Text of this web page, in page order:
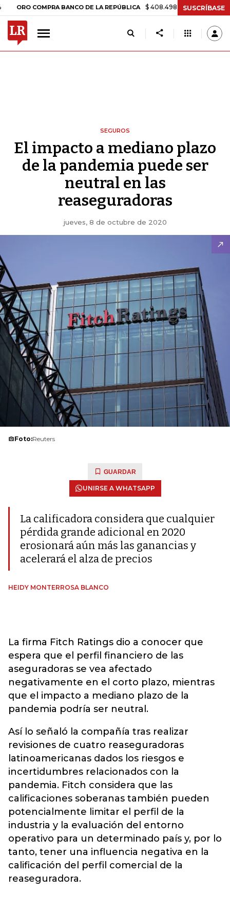
COMPRA BANCO DE LA REPÚBLICA $ 408.498,97 +$ 8.753,81 +2,19%
SUSCRÍBASE
SEGUROS
El impacto a mediano plazo
de la pandemia puede ser
neutral en las
reaseguradoras
jueves, 8 de octubre de 2020
Foto:Reuters
GUARDAR
UNIRSE A WHATSAPP
La calificadora considera que cualquier
pérdida grande adicional en 2020
erosionará aún más las ganancias y
acelerará el alza de precios
HEIDY MONTERROSA BLANCO
La firma Fitch Ratings dio a conocer que
espera que el perfil financiero de las
aseguradoras se vea afectado
negativamente en el corto plazo, mientras
que el impacto a mediano plazo de la
pandemia podría ser neutral.
Así lo señaló la compañía tras realizar
revisiones de cuatro reaseguradoras
latinoamericanas dados los riesgos e
incertidumbres relacionados con la
pandemia. Fitch considera que las
calificaciones soberanas también pueden
potencialmente limitar el perfil de la
industria y la evaluación del entorno
operativo para un determinado país y, por lo
tanto, tener una influencia negativa en la
calificación del perfil comercial de la
reaseguradora.